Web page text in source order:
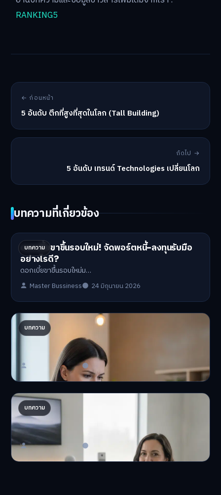
RANKING5
← ก่อนหน้า
5 อันดับ ตึกที่สูงที่สุดในโลก (Tall Building)
ถัดไป →
5 อันดับ เทรนด์ Technologies เปลี่ยนโลก
บทความที่เกี่ยวข้อง
บทความ
ดอกเบี้ยขาขึ้นรอบใหม่! จัดพอร์ตหนี้-ลงทุนรับมือ
อย่างไรดี?
ดอกเบี้ยขาขึ้นรอบใหม่ม…
Master Bussiness 24 มิถุนายน 2026
บทความ
ปรับพอร์ตรับ ‘เงินดิจิทัล 2.0’ จัดสรรงบอย่างไรไม่
ให้พัง
'เงินดิจิทัล 2.0' มาแล…
Master Bussiness 23 มิถุนายน 2026
บทความ
AI จัดพอร์ตให้ปัง! เทรนด์ลงทุนยุคใหม่ ไม่ต้องเฝ้า
จอ
AI จัดพอร์ตให้ปัง! หมด…
Master Bussiness 23 มิถุนายน 2026